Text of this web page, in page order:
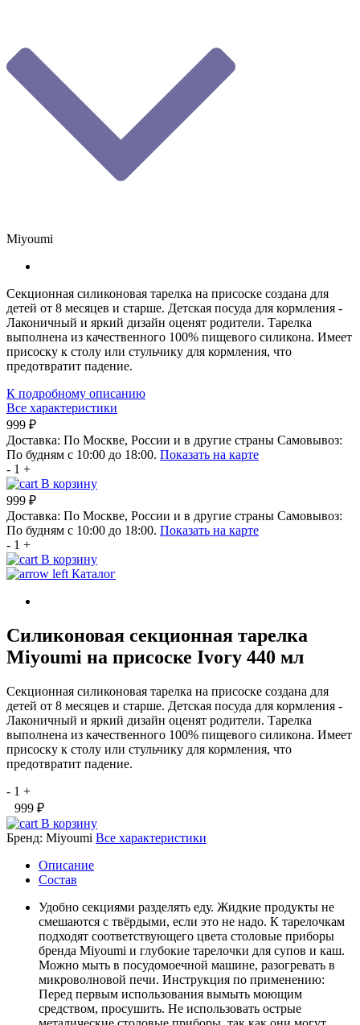
Miyoumi
Секционная силиконовая тарелка на присоске создана для
детей от 8 месяцев и старше. Детская посуда для кормления -
Лаконичный и яркий дизайн оценят родители. Тарелка
выполнена из качественного 100% пищевого силикона. Имеет
присоску к столу или стульчику для кормления, что
предотвратит падение.
К подробному описанию
Все характеристики
999 ₽
Доставка: По Москве, России и в другие страны Самовывоз:
По будням с 10:00 до 18:00. Показать на карте
- 1 +
В корзину
999 ₽
Доставка: По Москве, России и в другие страны Самовывоз:
По будням с 10:00 до 18:00. Показать на карте
- 1 +
В корзину
Каталог
Силиконовая секционная тарелка
Мiyoumi на присоске Ivory 440 мл
Секционная силиконовая тарелка на присоске создана для
детей от 8 месяцев и старше. Детская посуда для кормления -
Лаконичный и яркий дизайн оценят родители. Тарелка
выполнена из качественного 100% пищевого силикона. Имеет
присоску к столу или стульчику для кормления, что
предотвратит падение.
- 1 +
999 ₽
В корзину
Бренд: Miyoumi Все характеристики
Описание
Состав
Удобно секциями разделять еду. Жидкие продукты не
смешаются с твёрдыми, если это не надо. К тарелочкам
подходят соответствующего цвета столовые приборы
бренда Miyoumi и глубокие тарелочки для супов и каш.
Можно мыть в посудомоечной машине, разогревать в
микроволновой печи. Инструкция по применению:
Перед первым использования вымыть моющим
средством, просушить. Не использовать острые